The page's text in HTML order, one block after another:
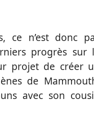
ce n’est donc
progrès sur
projet de créer
de
avec son